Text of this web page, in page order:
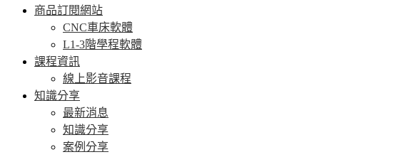
商品訂閱網站
CNC車床軟體
L1-3階學程軟體
課程資訊
線上影音課程
知識分享
最新消息
知識分享
案例分享